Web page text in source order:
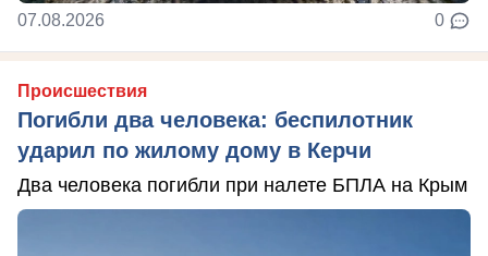
07.08.2026 0
Происшествия
Погибли два человека: беспилотник
ударил по жилому дому в Керчи
Два человека погибли при налете БПЛА на Крым